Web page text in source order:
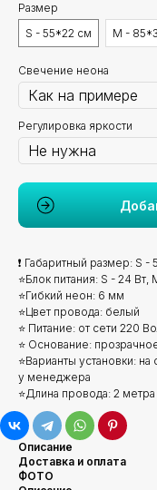
Размер
S - 55*22 см
M -
Свечение неона
Регулировка яркости
❗ Габаритный размер: S
⭐Блок питания: S - 24 Вт,
⭐Гибкий неон: 6 мм
⭐Цвет провода: белый
⭐ Питание: от сети 220
⭐ Основание:
⭐Варианты установки:
у менеджера
⭐Длина провода: 2 метра
Описание
Доставка и оплата
ФОТО